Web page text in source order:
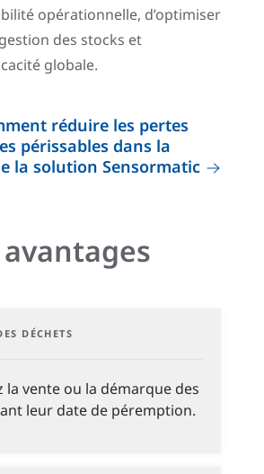
opérationnelle, d’optimiser
des stocks et
globale.
réduire les pertes
périssables dans la
la solution Sensormatic
DÉCHETS
la vente ou la démarque des
leur date de péremption.